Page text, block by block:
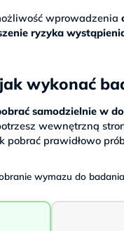
wprowadzenia
ryzyka
wykonać
samodzielnie w
wewnętrzną
pobrać prawidłowo
wymazu do